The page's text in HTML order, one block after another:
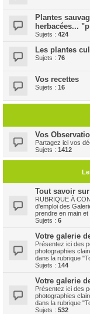
Plantes
herbacées...
Sujets : 424
Les plantes
Sujets : 76
Vos recettes
Sujets : 16
Vos
Partagez ici vos
Sujets : 1412
Tout savoir
RUBRIQUE À
d'emploi des
prendre en main et
Sujets : 6
Votre galerie
Présentez ici des
photographies
dans la rubrique
Sujets : 144
Votre galerie
Présentez ici des
photographies
dans la rubrique
Sujets : 532